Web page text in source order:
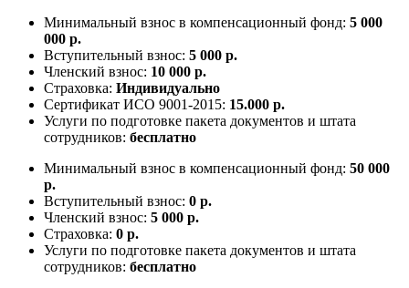
Минимальный взнос в компенсационный фонд: 5 000
000 р.
Вступительный взнос: 5 000 р.
Членский взнос: 10 000 р.
Страховка: Индивидуально
Сертификат ИСО 9001-2015: 15.000 р.
Услуги по подготовке пакета документов и штата
сотрудников: бесплатно
Минимальный взнос в компенсационный фонд: 50 000
р.
Вступительный взнос: 0 р.
Членский взнос: 5 000 р.
Страховка: 0 р.
Услуги по подготовке пакета документов и штата
сотрудников: бесплатно